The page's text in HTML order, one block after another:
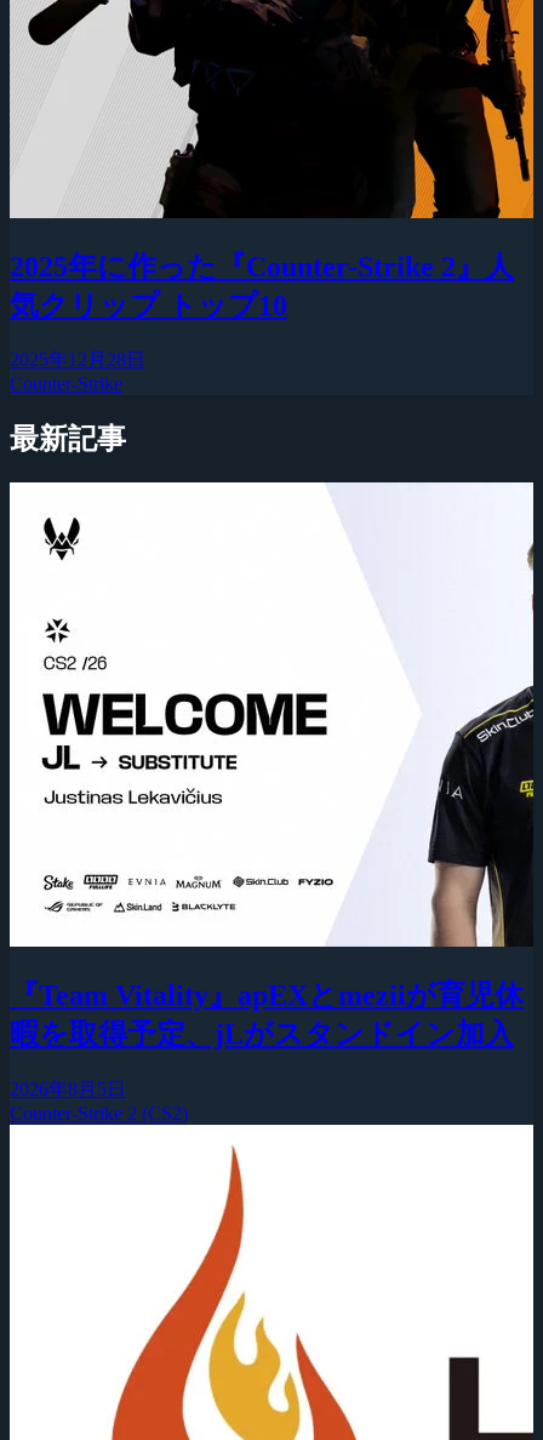
2025年に作った『Counter-Strike 2』人
気クリップ トップ10
2025年12月28日
Counter-Strike
最新記事
『Team Vitality』apEXとmeziiが育児休
暇を取得予定、jLがスタンドイン加入
2026年8月5日
Counter-Strike 2 (CS2)